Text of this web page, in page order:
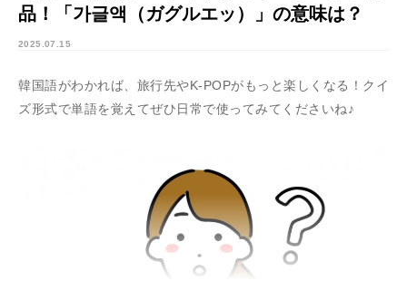
品！「가글액（ガグルエッ）」の意味は？
2025.07.15
韓国語がわかれば、旅行先やK-POPがもっと楽しくなる！クイ
ズ形式で単語を覚えてぜひ日常で使ってみてくださいね♪